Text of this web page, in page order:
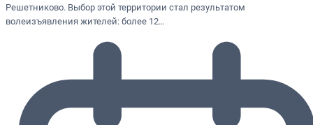
Решетниково. Выбор этой территории стал результатом
волеизъявления жителей: более 12…